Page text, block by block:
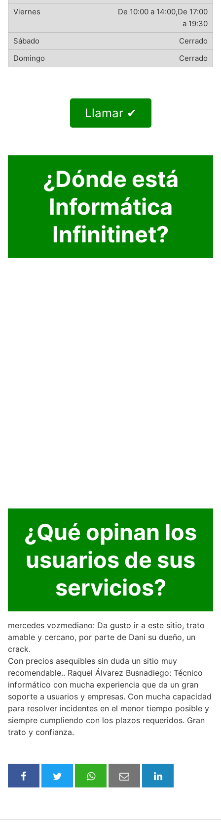
De 10:00 a 14:00,De 17:00
a 19:30
Cerrado
Cerrado
Llamar ✔
¿Dónde está
Informática
Infinitinet?
¿Qué opinan los
usuarios de sus
servicios?
mercedes vozmediano: Da gusto ir a este sitio, trato
amable y cercano, por parte de Dani su dueño, un
crack.
Con precios asequibles sin duda un sitio muy
recomendable.. Raquel Álvarez Busnadiego: Técnico
informático con mucha experiencia que da un gran
soporte a usuarios y empresas. Con mucha capacidad
para resolver incidentes en el menor tiempo posible y
siempre cumpliendo con los plazos requeridos. Gran
trato y confianza.